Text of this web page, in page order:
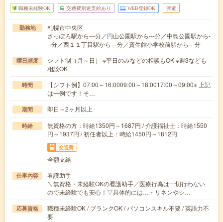
職種未経験OK 交通費別途支給あり WEB登録OK 派遣
勤務地
札幌市中央区
さっぽろ駅から---分／円山公園駅から---分／中島公園駅から-
--分／西１１丁目駅から---分／資生館小学校前駅から---分
曜日頻度
シフト制（月～日） ※平日のみなどの相談もOK ※週3なども
相談OK
時間
【シフト例】07:00～16:0009:00～18:0017:00～09:00※ 上記
は一例です！そ…
期間 即日～2ヶ月以上
時給
無資格の方：時給1350円～1687円 / 介護福祉士：時給1550
円～1937円 / 初任者以上：時給1450円～1812円
交通費
全額支給
仕事内容
看護助手
＼無資格・未経験OKの看護助手／医療行為は一切行わない
ので未経験でも安心！▽具体的には…・リネンやシ…
応募資格
職種未経験OK / ブランクOK / パソコンスキル不要 / 英語力不
要